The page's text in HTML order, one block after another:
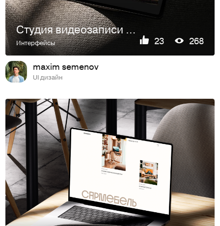
Студия видеозаписи | Лендинг
Интерфейсы 23 268
maxim semenov
UI дизайн